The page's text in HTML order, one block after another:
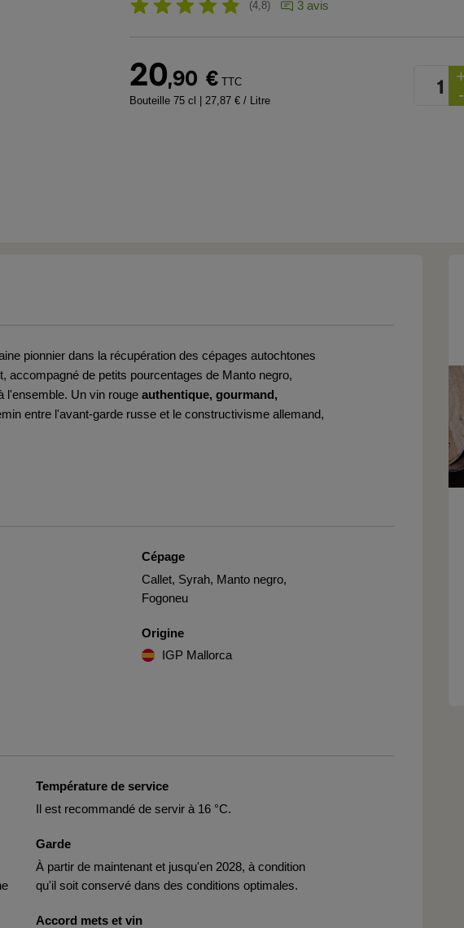
4,8 3 avis
20,90 € TTC
Bouteille 75 cl | 27,87 € / Litre
pionnier dans la récupération des cépages autochtones
accompagné de petits pourcentages de Manto negro,
l'ensemble. Un vin rouge authentique, gourmand,
entre l'avant-garde russe et le constructivisme allemand,
Cépage
Callet, Syrah, Manto negro,
Fogoneu
Origine
IGP Mallorca
Température de service
Il est recommandé de servir à 16 °C.
Garde
À partir de maintenant et jusqu'en 2028, à condition
qu'il soit conservé dans des conditions optimales.
Accord mets et vin